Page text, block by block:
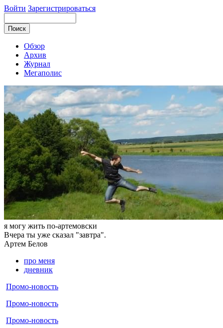
Войти Зарегистрироваться
Обзор
Архив
Журнал
Мегаполис
я могу жить по-артемовски
Вчера ты уже сказал "завтра".
Артем Белов
про меня
дневник
Промо-новость
Промо-новость
Промо-новость